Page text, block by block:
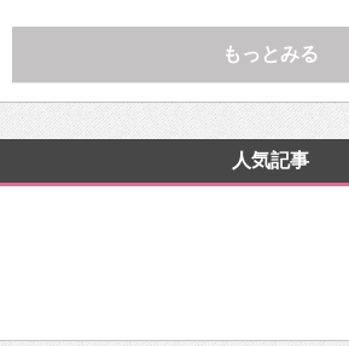
もっとみる
人気記事